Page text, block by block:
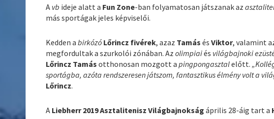
A vb ideje alatt a Fun Zone-ban folyamatosan játszanak az
más sportágak jeles képviselői.
Kedden abirkózó Lőrincz fivérek, azaz Tamás ésViktor, valamint
megfordultak a szurkolói zónában. Azolimpiaiés világbajnoki
Lőrincz Tamás otthonosan mozgott apingpongasztalelőtt.
sportágba, azóta rendszeresen játszom, fantasztikus élmény volt a
Lőrincz.
A Liebherr 2019 Asztalitenisz Világbajnokság április 28-áig tart a